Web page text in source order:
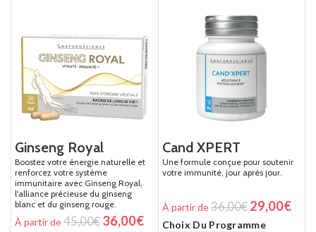
Ginseng Royal
Boostez votre énergie naturelle et
renforcez votre système
immunitaire avec Ginseng Royal,
l'alliance précieuse du ginseng
blanc et du ginseng rouge.
À partir de45,00€ 36,00€
Cand XPERT
Une formule conçue pour soutenir
votre immunité, jour après jour.
À partir de36,00€ 29,00€
Choix Du Programme